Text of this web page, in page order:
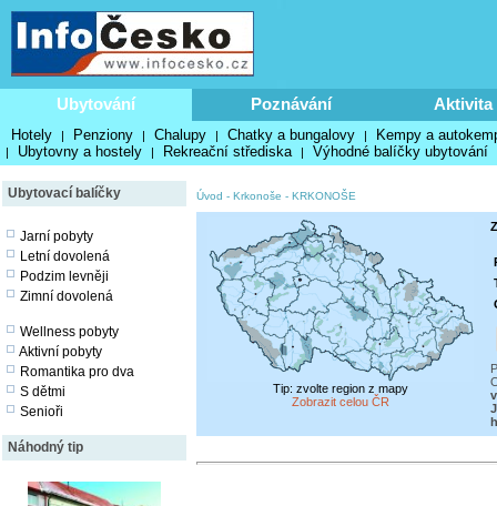
Ubytování Poznávání Aktivita
Hotely | Penziony | Chalupy | Chatky a bungalovy | Kempy a
| Ubytovny a hostely | Rekreační střediska | Výhodné balíčky ubytování
Ubytovací balíčky
Jarní pobyty
Letní dovolená
Podzim levněji
Zimní dovolená
Wellness pobyty
Aktivní pobyty
Romantika pro dva
S dětmi
Senioři
Náhodný tip
Úvod - Krkonoše - KRKONOŠE
Tip: zvolte region z mapy
Zobrazit celou ČR